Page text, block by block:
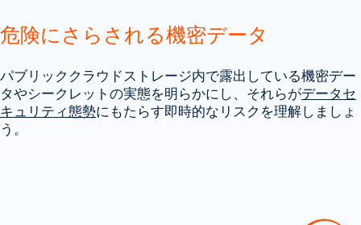
危険にさらされる機密データ
パブリッククラウドストレージ内で露出している機密デー
タやシークレットの実態を明らかにし、それらがデータセ
キュリティ態勢にもたらす即時的なリスクを理解しましょ
う。